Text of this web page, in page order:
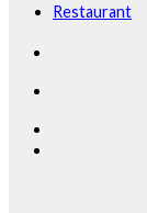
Restaurant